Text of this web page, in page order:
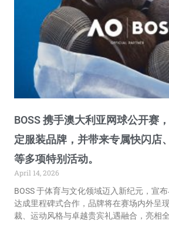
BOSS 携手澳大利亚网球公开赛
定服装品牌，并带来专属快闪店
等多项特别活动。
April 14, 2026
BOSS 于体育与文化领域迈入新纪元，宣
达成里程碑式合作，品牌将在赛场内外呈
裁、运动风格与卓越贵宾礼遇融合，亮相